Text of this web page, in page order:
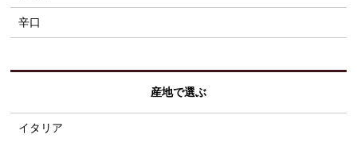
辛口
産地で選ぶ
イタリア